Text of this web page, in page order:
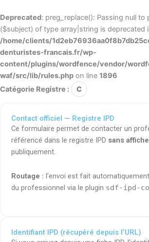
Deprecated: preg_replace(): Passing null to
($subject) of type array|string is deprecated
/home/clients/
denturistes-francais.fr/wp-
content/plugins/wordfence/vendor/
waf/src/lib/rules.php on line 1896
Catégorie Registre :
C
Contact officiel — Registre IPD
Ce formulaire permet de contacter un
référencé dans le registre IPD sans
publiquement.
Routage : l’envoi est fait
du professionnel via le plugin sdf-ipd-
Identifiant IPD (récupéré depuis l’URL)